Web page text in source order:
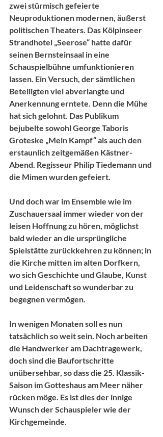
zwei stürmisch gefeierte
Neuproduktionen modernen, äußerst
politischen Theaters. Das Kölpinseer
Strandhotel „Seerose“ hatte dafür
seinen Bernsteinsaal in eine
Schauspielbühne umfunktionieren
lassen. Ein Versuch, der sämtlichen
Beteiligten viel abverlangte und
Anerkennung erntete. Denn die Mühe
hat sich gelohnt. Das Publikum
bejubelte sowohl George Taboris
Groteske „Mein Kampf“ als auch den
erstaunlich zeitgemäßen Kästner-
Abend. Regisseur Philip Tiedemann und
die Mimen wurden gefeiert.
Und doch war im Ensemble wie im
Zuschauersaal immer wieder von der
leisen Hoffnung zu hören, möglichst
bald wieder an die ursprüngliche
Spielstätte zurückkehren zu können; in
die Kirche mitten im alten Dorfkern,
wo sich Geschichte und Glaube, Kunst
und Leidenschaft so wunderbar zu
begegnen vermögen.
In wenigen Monaten soll es nun
tatsächlich so weit sein. Noch arbeiten
die Handwerker am Dachtragewerk,
doch sind die Baufortschritte
unübersehbar, so dass die 25. Klassik-
Saison im Gotteshaus am Meer näher
rücken möge. Es ist dies der innige
Wunsch der Schauspieler wie der
Kirchgemeinde.